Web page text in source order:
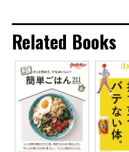
Related Books